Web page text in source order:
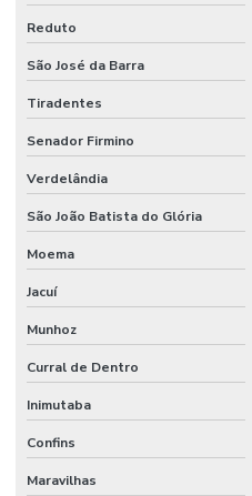
Reduto
São José da Barra
Tiradentes
Senador Firmino
Verdelândia
São João Batista do Glória
Moema
Jacuí
Munhoz
Curral de Dentro
Inimutaba
Confins
Maravilhas